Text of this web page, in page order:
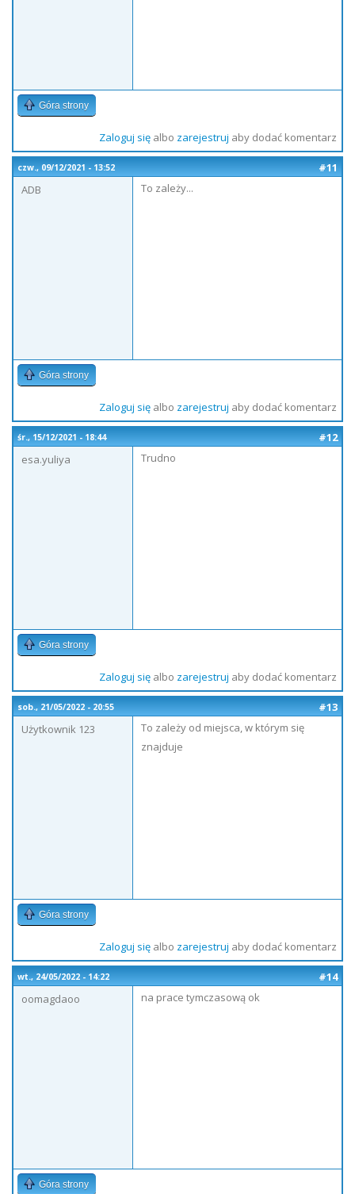
Góra strony
Zaloguj sięalbo zarejestruj aby dodać komentarz
czw., 09/12/2021 - 13:52
#11
ADB
To zależy...
Góra strony
Zaloguj sięalbo zarejestruj aby dodać komentarz
śr., 15/12/2021 - 18:44
#12
esa.yuliya
Trudno
Góra strony
Zaloguj sięalbo zarejestruj aby dodać komentarz
sob., 21/05/2022 - 20:55
#13
Użytkownik 123
To zależy od miejsca, w którym się
znajduje
Góra strony
Zaloguj sięalbo zarejestruj aby dodać komentarz
wt., 24/05/2022 - 14:22
#14
oomagdaoo
na prace tymczasową ok
Góra strony